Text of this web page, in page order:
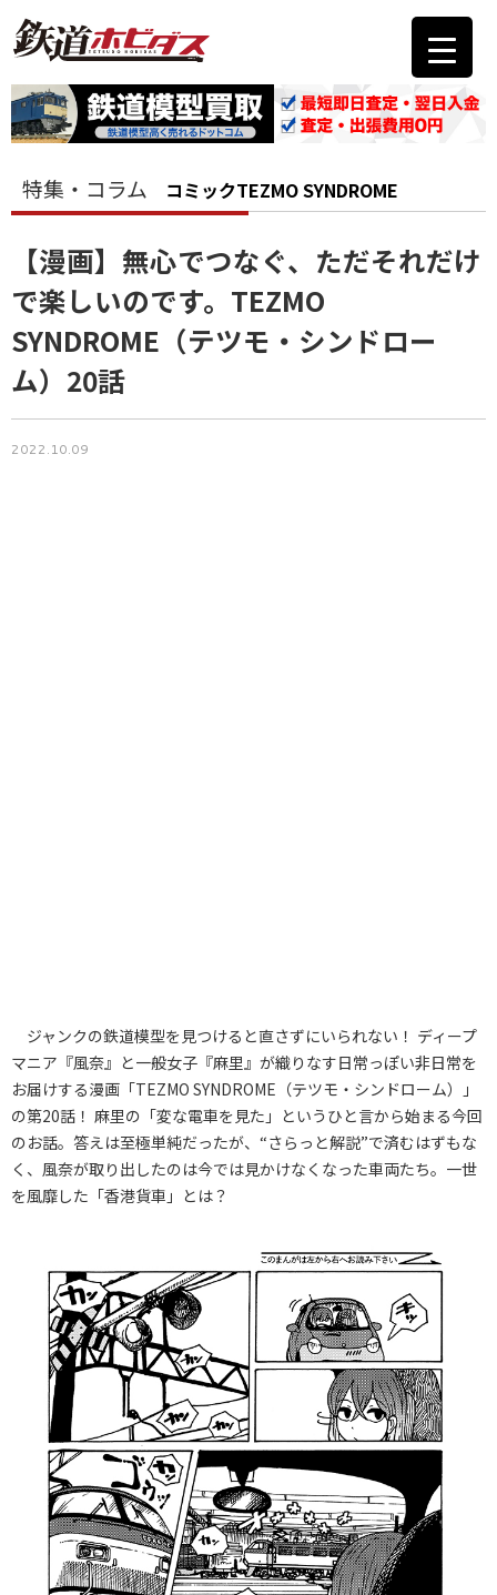
特集・コラム コミックTEZMO SYNDROME
【漫画】無心でつなぐ、ただそれだけ
で楽しいのです。TEZMO
SYNDROME（テツモ・シンドロー
ム）20話
2022.10.09
ジャンクの鉄道模型を見つけると直さずにいられない！ ディープ
マニア『風奈』と一般女子『麻里』が織りなす日常っぽい非日常を
お届けする漫画「TEZMO SYNDROME（テツモ・シンドローム）」
の第20話！ 麻里の「変な電車を見た」というひと言から始まる今回
のお話。答えは至極単純だったが、“さらっと解説”で済むはずもな
く、風奈が取り出したのは今では見かけなくなった車両たち。一世
を風靡した「香港貨車」とは？